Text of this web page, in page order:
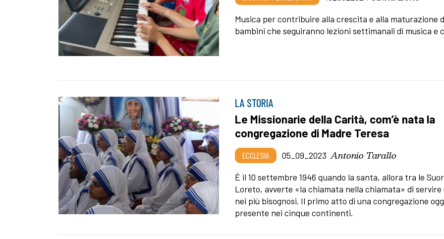
Musica per contribuire alla crescita e alla maturazione
bambini che seguiranno lezioni settimanali di musica e
LA STORIA
Le Missionarie della Carità, com’è nata la
congregazione di Madre Teresa
ECCLESIA 05_09_2023 Antonio Tarallo
È il 10 settembre 1946 quando la santa, allora tra le
Loreto, avverte «la chiamata nella chiamata» di servire
nei più bisognosi. Il primo atto di una congregazione
presente nei cinque continenti.